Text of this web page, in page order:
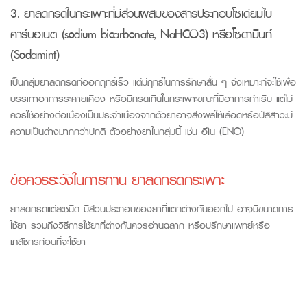
3. ยาลดกรดในกระเพาะที่มีส่วนผสมของสารประกอบโซเดียมไบ
คาร์บอเนต (sodium bicarbonate, NaHCO3) หรือโซดามินท์
(Sodamint)
เป็นกลุ่มยาลดกรดที่ออกฤทธิ์เร็ว แต่มีฤทธิ์ในการรักษาสั้น ๆ จึงเหมาะที่จะใช้เพื่อ
บรรเทาอาการระคายเคือง หรือมีกรดเกินในกระเพาะขณะที่มีอาการกำเริบ แต่ไม่
ควรใช้อย่างต่อเนื่องเป็นประจำเนื่องจากตัวยาอาจส่งผลให้เลือดหรือปัสสาวะมี
ความเป็นด่างมากกว่าปกติ ตัวอย่างยาในกลุ่มนี้ เช่น อีโน (ENO)
ข้อควรระวังในการทาน ยาลดกรดกระเพาะ
ยาลดกรดแต่ละชนิด มีส่วนประกอบของยาที่แตกต่างกันออกไป อาจมีขนาดการ
ใช้ยา รวมถึงวิธีการใช้ยาที่ต่างกันควรอ่านฉลาก หรือปรึกษาแพทย์หรือ
เภสัชกรก่อนที่จะใช้ยา